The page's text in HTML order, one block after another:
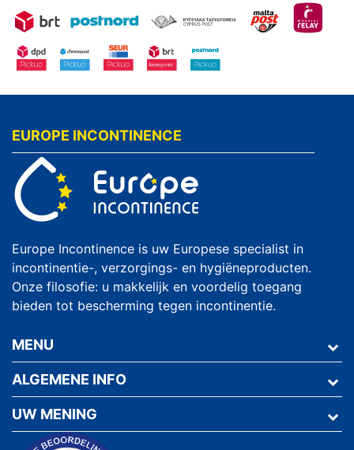
EUROPE INCONTINENCE
Europe Incontinence is uw Europese specialist in
incontinentie-, verzorgings- en hygiëneproducten.
Onze filosofie: u makkelijk en voordelig toegang
bieden tot bescherming tegen incontinentie.
MENU
ALGEMENE INFO
UW MENING